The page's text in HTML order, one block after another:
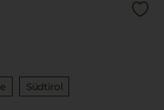
Südtirol